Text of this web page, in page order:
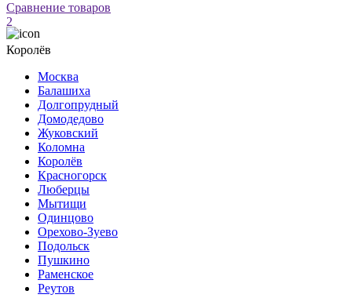
Сравнение товаров
2
Королёв
Москва
Балашиха
Долгопрудный
Домодедово
Жуковский
Коломна
Королёв
Красногорск
Люберцы
Мытищи
Одинцово
Орехово-Зуево
Подольск
Пушкино
Раменское
Реутов